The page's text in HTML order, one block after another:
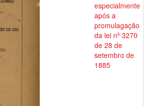
especialmente
após a
promulagação
da lei nº 3270
de 28 de
setembro de
1885